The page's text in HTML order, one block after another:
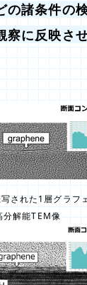
諸条件の
察に反映さ
された1層グラフ
分解能TEM像